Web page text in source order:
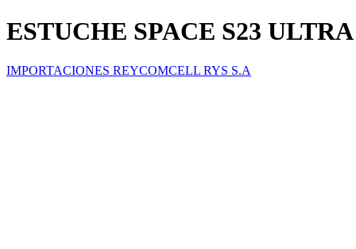
ESTUCHE SPACE S23 ULTRA
IMPORTACIONES REYCOMCELL RYS S.A